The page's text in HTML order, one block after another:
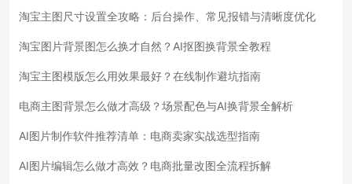
淘宝主图尺寸设置全攻略：后台操作、常见报错与清晰度优化
淘宝图片背景图怎么换才自然？AI抠图换背景全教程
淘宝主图模版怎么用效果最好？在线制作避坑指南
电商主图背景怎么做才高级？场景配色与AI换背景全解析
AI图片制作软件推荐清单：电商卖家实战选型指南
AI图片编辑怎么做才高效？电商批量改图全流程拆解